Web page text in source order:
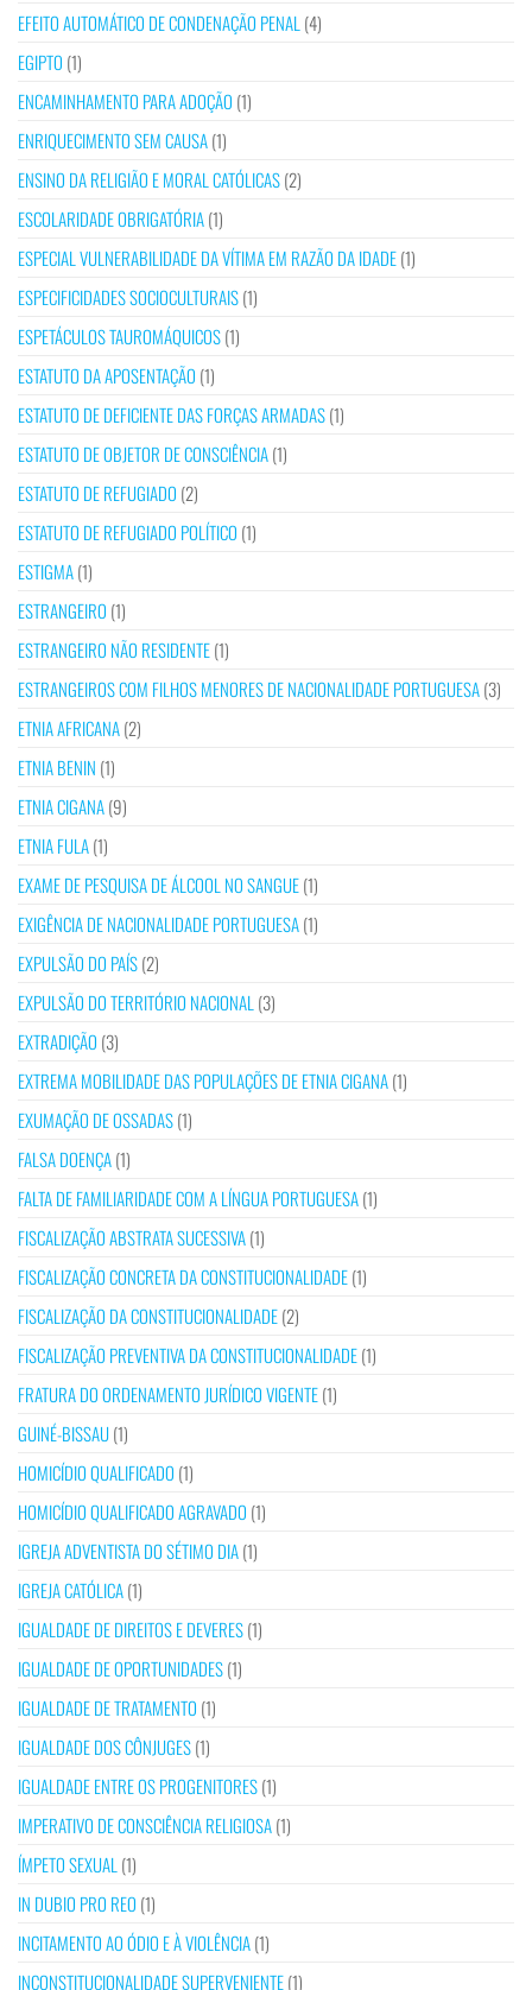
EFEITO AUTOMÁTICO DE CONDENAÇÃO PENAL (4)
EGIPTO (1)
ENCAMINHAMENTO PARA ADOÇÃO (1)
ENRIQUECIMENTO SEM CAUSA(1)
ENSINO DA RELIGIÃO E MORAL CATÓLICAS(2)
ESCOLARIDADE OBRIGATÓRIA(1)
ESPECIAL VULNERABILIDADE DA VÍTIMA EM RAZÃO DA IDADE(1)
ESPECIFICIDADES SOCIOCULTURAIS(1)
ESPETÁCULOS TAUROMÁQUICOS(1)
ESTATUTO DA APOSENTAÇÃO (1)
ESTATUTO DE DEFICIENTE DAS FORÇAS ARMADAS(1)
ESTATUTO DE OBJETOR DE CONSCIÊNCIA(1)
ESTATUTO DE REFUGIADO (2)
ESTATUTO DE REFUGIADO POLÍTICO (1)
ESTIGMA(1)
ESTRANGEIRO (1)
ESTRANGEIRO NÃO RESIDENTE(1)
ESTRANGEIROS COM FILHOS MENORES DE NACIONALIDADE PORTUGUESA(3)
ETNIA AFRICANA(2)
ETNIA BENIN (1)
ETNIA CIGANA(9)
ETNIA FULA(1)
EXAME DE PESQUISA DE ÁLCOOL NO SANGUE(1)
EXIGÊNCIA DE NACIONALIDADE PORTUGUESA(1)
EXPULSÃO DO PAÍS(2)
EXPULSÃO DO TERRITÓRIO NACIONAL (3)
EXTRADIÇÃO (3)
EXTREMA MOBILIDADE DAS POPULAÇÕES DE ETNIA CIGANA(1)
EXUMAÇÃO DE OSSADAS(1)
FALSA DOENÇA(1)
FALTA DE FAMILIARIDADE COM A LÍNGUA PORTUGUESA(1)
FISCALIZAÇÃO ABSTRATA SUCESSIVA(1)
FISCALIZAÇÃO CONCRETA DA CONSTITUCIONALIDADE(1)
FISCALIZAÇÃO DA CONSTITUCIONALIDADE(2)
FISCALIZAÇÃO PREVENTIVA DA CONSTITUCIONALIDADE(1)
FRATURA DO ORDENAMENTO JURÍDICO VIGENTE(1)
GUINÉ-BISSAU(1)
HOMICÍDIO QUALIFICADO (1)
HOMICÍDIO QUALIFICADO AGRAVADO (1)
IGREJA ADVENTISTA DO SÉTIMO DIA(1)
IGREJA CATÓLICA(1)
IGUALDADE DE DIREITOS E DEVERES(1)
IGUALDADE DE OPORTUNIDADES(1)
IGUALDADE DE TRATAMENTO (1)
IGUALDADE DOS CÔNJUGES(1)
IGUALDADE ENTRE OS PROGENITORES(1)
IMPERATIVO DE CONSCIÊNCIA RELIGIOSA(1)
ÍMPETO SEXUAL (1)
IN DUBIO PRO REO (1)
INCITAMENTO AO ÓDIO E À VIOLÊNCIA(1)
INCONSTITUCIONALIDADE SUPERVENIENTE(1)